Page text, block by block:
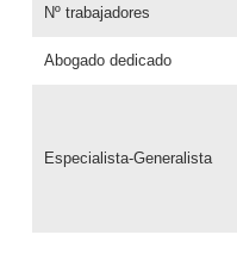
Nº trabajadores
Abogado dedicado
Especialista-Generalista